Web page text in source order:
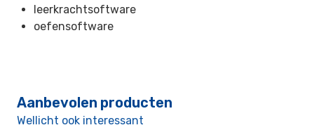
leerkrachtsoftware
oefensoftware
Aanbevolen producten
Wellicht ook interessant